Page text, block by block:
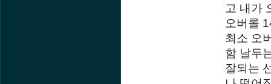
고 내가
오버롤
최소 오
함 날두
잘되는